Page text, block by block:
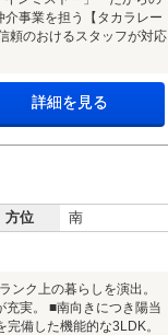
事業を担う【タカラレー
頼のおけるスタッフが対応
詳細を見る
方位 南
ンク上の暮らしを演出。
実。 ■南向きにつき陽当
備した機能的な3LDK。